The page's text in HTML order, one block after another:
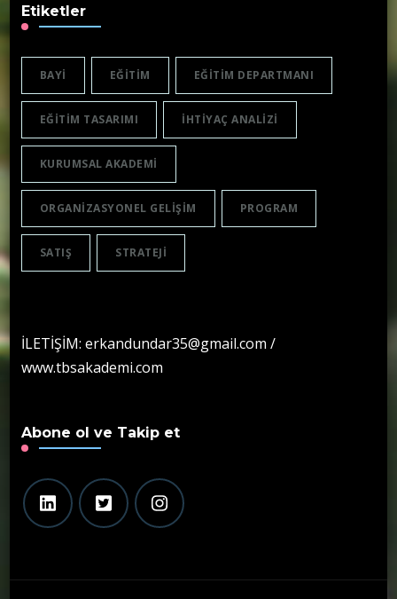
Etiketler
BAYI EĞITIM EĞITIM DEPARTMANI
EĞITIM TASARIMI IHTIYAÇ ANALIZI
KURUMSAL AKADEMI
ORGANIZASYONEL GELIŞIM PROGRAM
SATIŞ STRATEJI
İLETİŞİM: erkandundar35@gmail.com /
www.tbsakademi.com
Abone ol ve Takip et